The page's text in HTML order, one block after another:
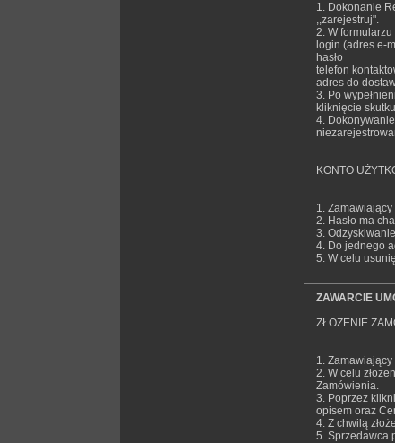
1. Dokonanie
,,zarejestruj".
2. W
login (adres e-
hasło
telefon
adres do
3. Po
kliknięcie
4.
KONTO
1.
2. Hasło ma
3.
4. Do jednego
5. W celu
ZAWARCIE
ZŁOŻENIE
1.
2. W celu
Zamówienia.
3. Poprzez
opisem oraz
4. Z chwilą
5. Sprzedawca